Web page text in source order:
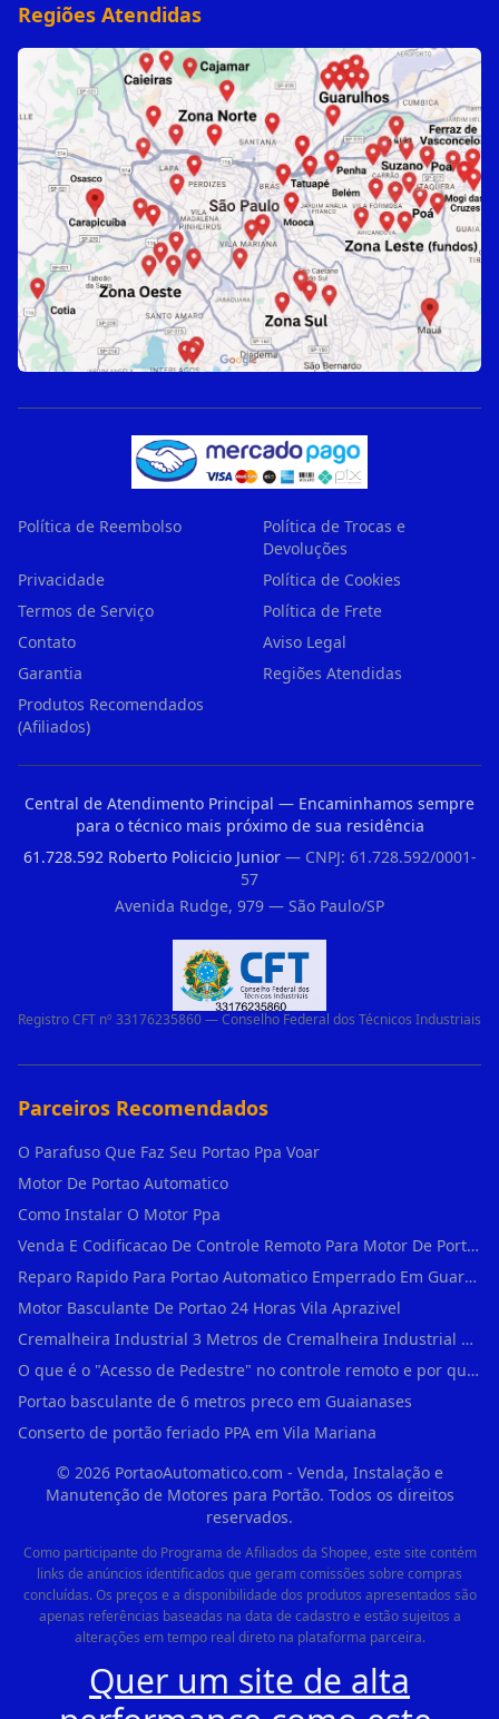
Regiões Atendidas
Política de Reembolso
Política de Trocas e
Devoluções
Privacidade
Política de Cookies
Termos de Serviço
Política de Frete
Contato
Aviso Legal
Garantia
Regiões Atendidas
Produtos Recomendados
(Afiliados)
Central de Atendimento Principal — Encaminhamos sempre
para o técnico mais próximo de sua residência
61.728.592 Roberto Policicio Junior— CNPJ: 61.728.592/0001-
57
Avenida Rudge, 979 — São Paulo/SP
Registro CFT nº 33176235860 — Conselho Federal dos Técnicos Industriais
Parceiros Recomendados
O Parafuso Que Faz Seu Portao Ppa Voar
Motor De Portao Automatico
Como Instalar O Motor Ppa
Venda E Codificacao De Controle Remoto Para Motor De Portao
Reparo Rapido Para Portao Automatico Emperrado Em Guarulhos
Motor Basculante De Portao 24 Horas Vila Aprazivel
Cremalheira Industrial 3 Metros de Cremalheira Industrial Para Motores Deslizant em Rio Pequeno
O que é o "Acesso de Pedestre" no controle remoto e por que usá-lo em Água Branca?
Portao basculante de 6 metros preco em Guaianases
Conserto de portão feriado PPA em Vila Mariana
© 2026PortaoAutomatico.com - Venda, Instalação e
Manutenção de Motores para Portão. Todos os direitos
reservados.
Como participante do Programa de Afiliados da Shopee, este site contém
links de anúncios identificados que geram comissões sobre compras
concluídas. Os preços e a disponibilidade dos produtos apresentados são
apenas referências baseadas na data de cadastro e estão sujeitos a
alterações em tempo real direto na plataforma parceira.
Quer um site de alta